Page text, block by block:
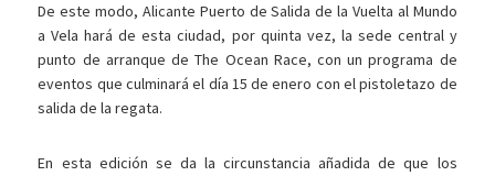
De este modo, Alicante Puerto de Salida de la Vuelta al Mundo
a Vela hará de esta ciudad, por quinta vez, la sede central y
punto de arranque de The Ocean Race, con un programa de
eventos que culminará el día 15 de enero con el pistoletazo de
salida de la regata.
En esta edición se da la circunstancia añadida de que los